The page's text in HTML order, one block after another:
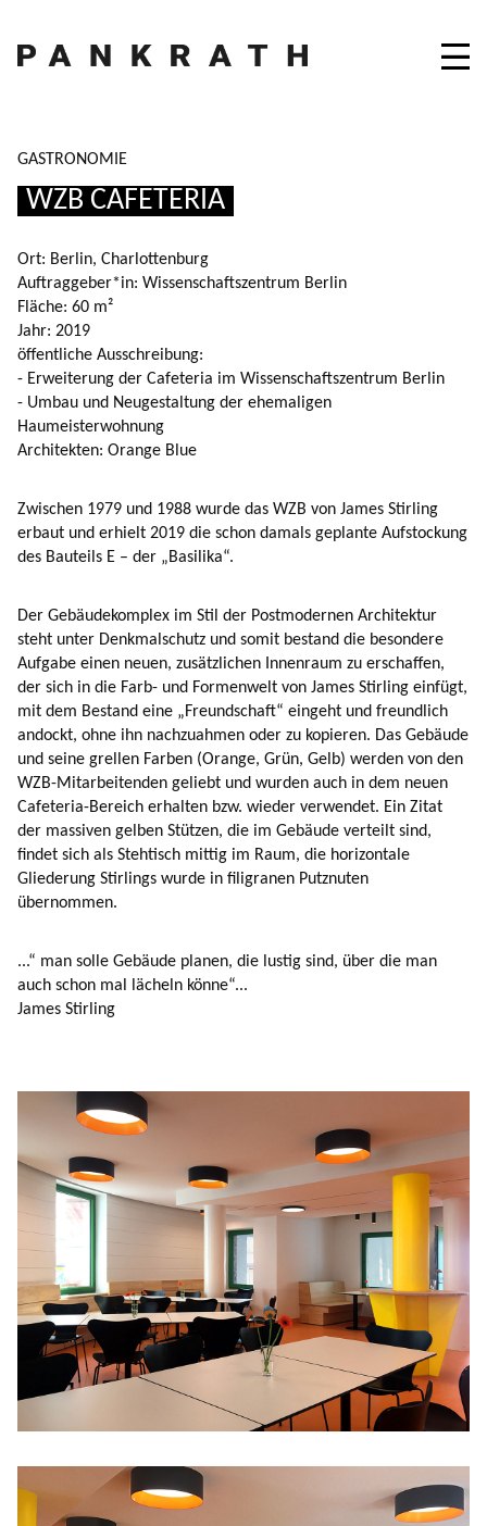
GASTRONOMIE
WZB CAFETERIA
Ort: Berlin, Charlottenburg
Auftraggeber*in: Wissenschaftszentrum Berlin
Fläche: 60 m²
Jahr: 2019
öffentliche Ausschreibung:
- Erweiterung der Cafeteria im Wissenschaftszentrum Berlin
- Umbau und Neugestaltung der ehemaligen
Haumeisterwohnung
Architekten: Orange Blue
Zwischen 1979 und 1988 wurde das WZB von James Stirling
erbaut und erhielt 2019 die schon damals geplante Aufstockung
des Bauteils E – der „Basilika“.
Der Gebäudekomplex im Stil der Postmodernen Architektur
steht unter Denkmalschutz und somit bestand die besondere
Aufgabe einen neuen, zusätzlichen Innenraum zu erschaffen,
der sich in die Farb- und Formenwelt von James Stirling einfügt,
mit dem Bestand eine „Freundschaft“ eingeht und freundlich
andockt, ohne ihn nachzuahmen oder zu kopieren. Das Gebäude
und seine grellen Farben (Orange, Grün, Gelb) werden von den
WZB-Mitarbeitenden geliebt und wurden auch in dem neuen
Cafeteria-Bereich erhalten bzw. wieder verwendet. Ein Zitat
der massiven gelben Stützen, die im Gebäude verteilt sind,
findet sich als Stehtisch mittig im Raum, die horizontale
Gliederung Stirlings wurde in filigranen Putznuten
übernommen.
...“ man solle Gebäude planen, die lustig sind, über die man
auch schon mal lächeln könne“...
James Stirling